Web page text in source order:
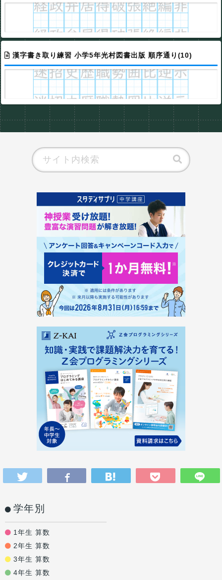
漢字書き取り練習 小学5年光村図書出版 順序通り(10)
学年別
1年生 算数
2年生 算数
3年生 算数
4年生 算数